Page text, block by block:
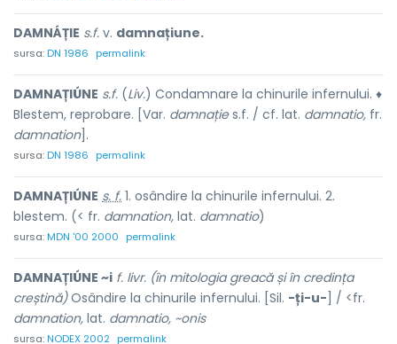
DAMNÁȚIE s.f. v. damnațiune.
sursa:DN 1986 permalink
DAMNAȚIÚNE s.f. (Liv.) Condamnare la chinurile infernului. ♦
Blestem, reprobare. [Var. damnațies.f. / cf. lat. damnatio, fr.
damnation].
sursa:DN 1986 permalink
DAMNAȚIÚNE s. f. 1. osândire la chinurile infernului. 2.
blestem. (< fr. damnation, lat. damnatio)
sursa:MDN '00 2000 permalink
DAMNAȚIÚNE ~i f. livr. (în mitologia greacă și în credința
creștină)Osândire la chinurile infernului. [Sil. -ți-u- ] / <fr.
damnation, lat. damnatio, ~onis
sursa:NODEX 2002 permalink